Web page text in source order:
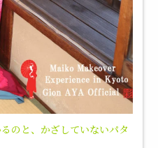
のと、かざしていないパタ